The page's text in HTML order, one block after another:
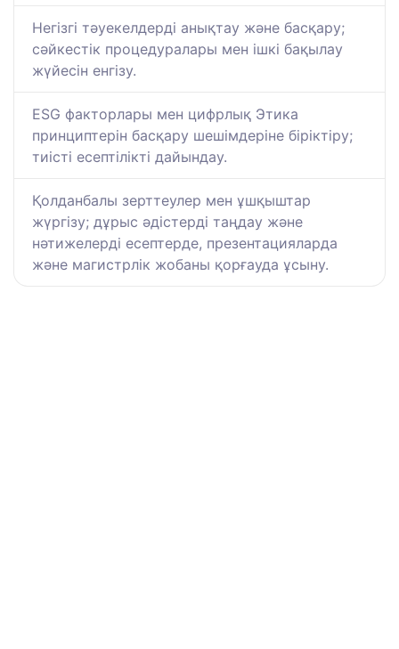
Негізгі тәуекелдерді анықтау және басқару;
сәйкестік процедуралары мен ішкі бақылау
жүйесін енгізу.
ESG факторлары мен цифрлық Этика
принциптерін басқару шешімдеріне біріктіру;
тиісті есептілікті дайындау.
Қолданбалы зерттеулер мен ұшқыштар
жүргізу; дұрыс әдістерді таңдау және
нәтижелерді есептерде, презентацияларда
және магистрлік жобаны қорғауда ұсыну.